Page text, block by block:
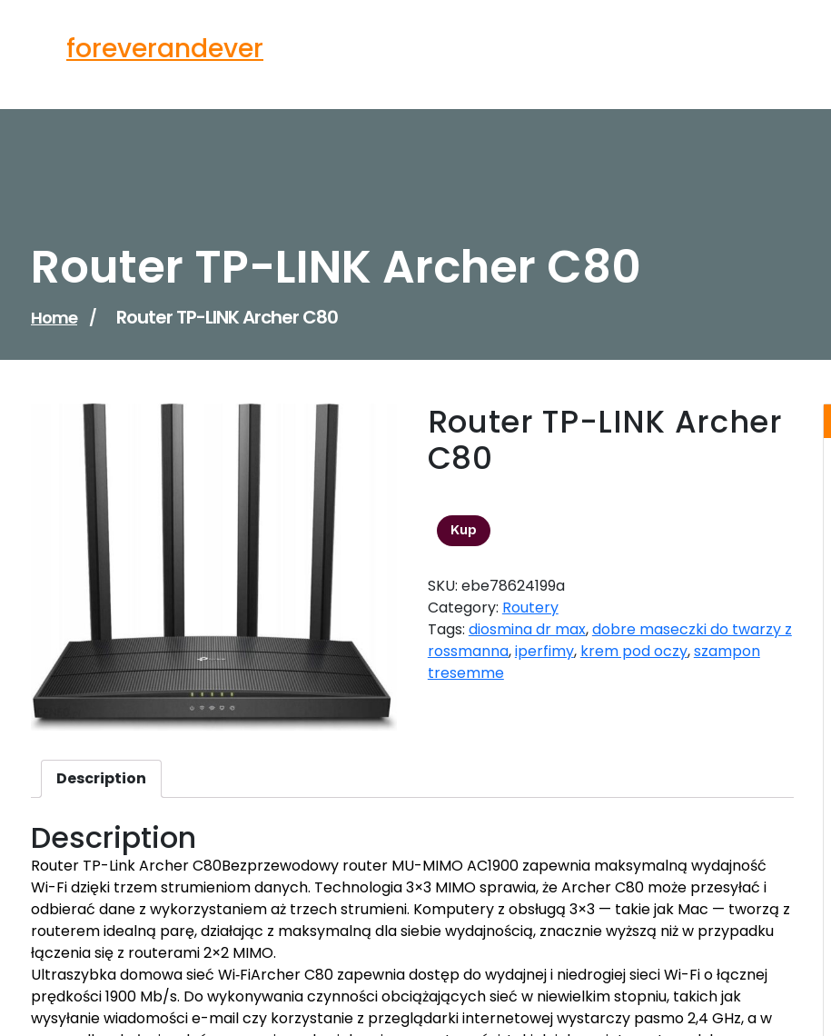
foreverandever
Router TP-LINK Archer C80
Home / Router TP-LINK Archer C80
Router TP-LINK Archer
C80
Kup
SKU: ebe78624199a
Category: Routery
Tags: diosmina dr max,dobre maseczki do twarzy z
rossmanna,iperfimy, krem pod oczy,szampon
tresemme
Description
Description
Router TP-Link Archer C80Bezprzewodowy router MU-MIMO AC1900 zapewnia maksymalną wydajność
Wi-Fi dzięki trzem strumieniom danych. Technologia 3×3 MIMO sprawia, że Archer C80 może przesyłać i
odbierać dane z wykorzystaniem aż trzech strumieni. Komputery z obsługą 3×3 — takie jak Mac — tworzą z
routerem idealną parę, działając z maksymalną dla siebie wydajnością, znacznie wyższą niż w przypadku
łączenia się z routerami 2×2 MIMO.
Ultraszybka domowa sieć Wi‑FiArcher C80 zapewnia dostęp do wydajnej i niedrogiej sieci Wi-Fi o łącznej
prędkości 1900 Mb/s. Do wykonywania czynności obciążających sieć w niewielkim stopniu, takich jak
wysyłanie wiadomości e-mail czy korzystanie z przeglądarki internetowej wystarczy pasmo 2,4 GHz, a w